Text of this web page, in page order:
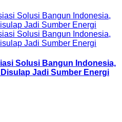
Solusi Bangun Indonesia,
Jadi Sumber Energi